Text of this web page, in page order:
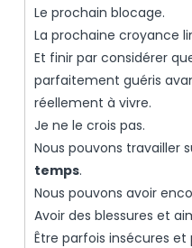
Le prochain blocage.
La prochaine croyance
Et finir par considérer
parfaitement guéris
réellement à vivre.
Je ne le crois pas.
Nous pouvons travailler
temps.
Nous pouvons avoir
Avoir des blessures et
Être parfois insécures